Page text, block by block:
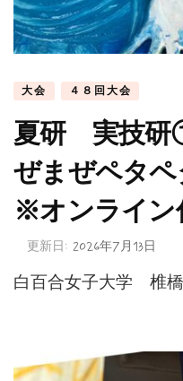
大会 ４８回大会
夏研 実技研
ぜまぜペタペ
※オンライン
更新日: 2026年7月13日
白百合女子大学 椎